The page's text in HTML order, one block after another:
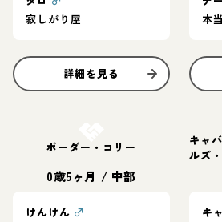
寂しがり屋
詳細を見る
本
ボーダー・コリー
0歳5ヶ月 / 中部
けんけん ♂
キャ
ルズ
キ